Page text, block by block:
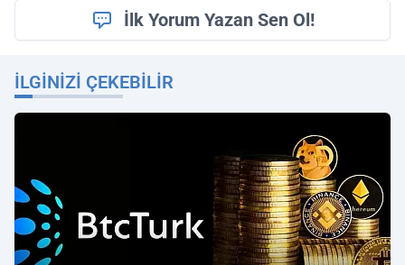
İlk Yorum Yazan Sen Ol!
İLGINIZI ÇEKEBILIR